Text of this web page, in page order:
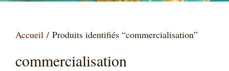
Accueil / Produits identifiés “commercialisation”
commercialisation